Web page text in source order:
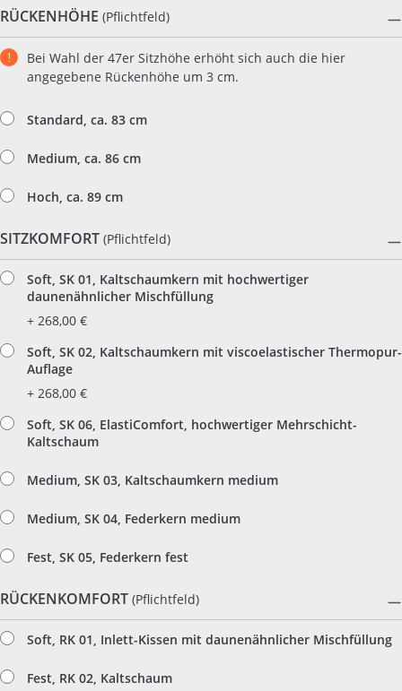
RÜCKENHÖHE (Pflichtfeld)
Bei Wahl der 47er Sitzhöhe erhöht sich auch die hier
angegebene Rückenhöhe um 3 cm.
Standard, ca. 83 cm
Medium, ca. 86 cm
Hoch, ca. 89 cm
SITZKOMFORT (Pflichtfeld)
Soft, SK 01, Kaltschaumkern mit hochwertiger
daunenähnlicher Mischfüllung
+ 268,00 €
Soft, SK 02, Kaltschaumkern mit viscoelastischer Thermopur-
Auflage
+ 268,00 €
Soft, SK 06, ElastiComfort, hochwertiger Mehrschicht-
Kaltschaum
Medium, SK 03, Kaltschaumkern medium
Medium, SK 04, Federkern medium
Fest, SK 05, Federkern fest
RÜCKENKOMFORT (Pflichtfeld)
Soft, RK 01, Inlett-Kissen mit daunenähnlicher Mischfüllung
Fest, RK 02, Kaltschaum